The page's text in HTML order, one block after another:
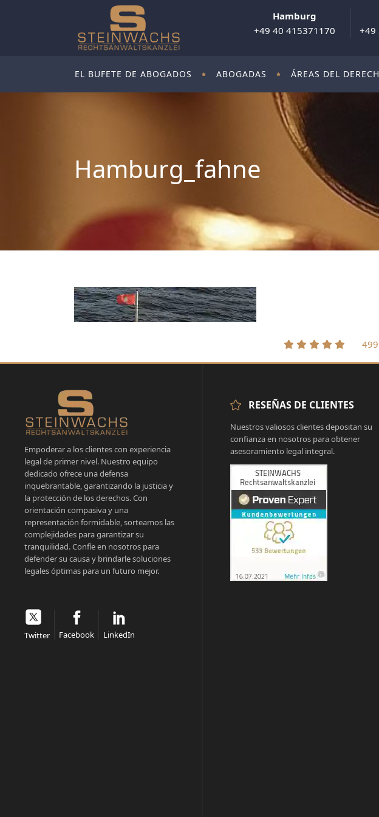
Hamburg
+49 40 415371170
+49
EL BUFETE DE ABOGADOS ABOGADAS ÁREAS DEL
Hamburg_fahne
499
Empoderar a los clientes con experiencia
legal de primer nivel. Nuestro equipo
dedicado ofrece una defensa
inquebrantable, garantizando la justicia y
la protección de los derechos. Con
orientación compasiva y una
representación formidable, sorteamos las
complejidades para garantizar su
tranquilidad. Confíe en nosotros para
defender su causa y brindarle soluciones
legales óptimas para un futuro mejor.
Twitter Facebook LinkedIn
RESEÑAS DE CLIENTES
Nuestros valiosos clientes depositan su
confianza en nosotros para obtener
asesoramiento legal integral.